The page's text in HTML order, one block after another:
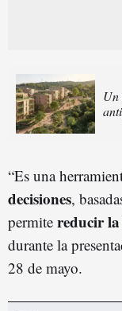
Un
“Es una
decisiones,
permite reducir
durante la
28 de mayo.